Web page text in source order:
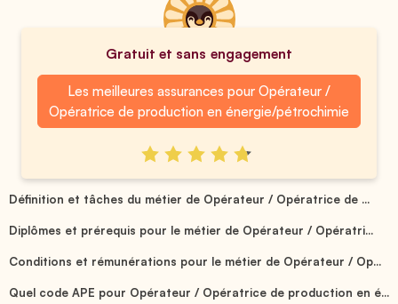
Gratuit et sans engagement
Les meilleures assurances pour Opérateur /
Opératrice de production en énergie/pétrochimie
Définition et tâches du métier de Opérateur / Opératrice de ...
Diplômes et prérequis pour le métier de Opérateur / Opératri...
Conditions et rémunérations pour le métier de Opérateur / Op...
Quel code APE pour Opérateur / Opératrice de production en é...